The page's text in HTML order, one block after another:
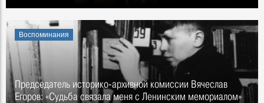
Воспоминания
Председатель историко-архивной комиссии Вячеслав
Егоров: «Судьба связала меня с Ленинским мемориалом»